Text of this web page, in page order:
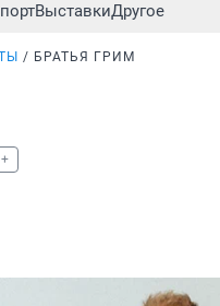
ВыставкиДругое
БРАТЬЯ ГРИМ